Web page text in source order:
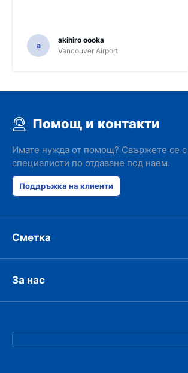
a
akihiro oooka
Vancouver Airport
Помощ и контакти
Имате нужда от помощ? Свържете се
специалисти по отдаване под наем.
Поддръжка на клиенти
Сметка
За нас